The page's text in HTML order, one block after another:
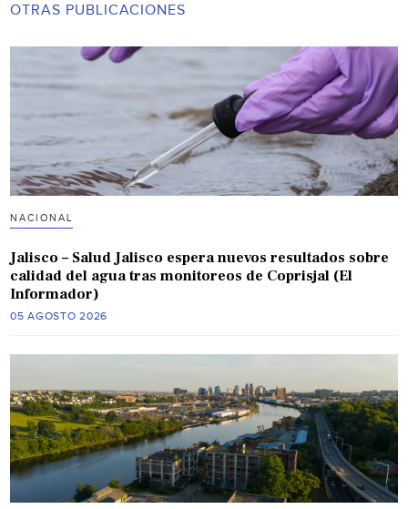
OTRAS PUBLICACIONES
NACIONAL
Jalisco – Salud Jalisco espera nuevos resultados sobre
calidad del agua tras monitoreos de Coprisjal (El
Informador)
05 AGOSTO 2026